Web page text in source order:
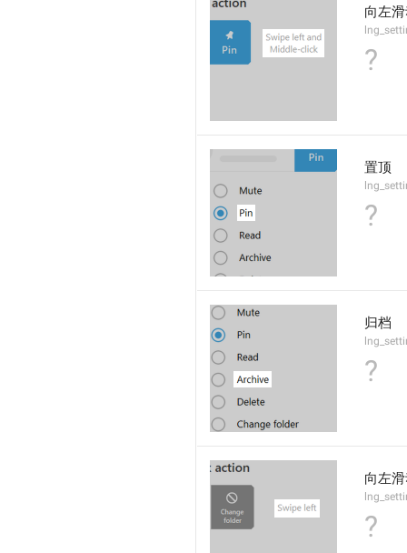
向左
?
置顶
?
归档
?
向左
?